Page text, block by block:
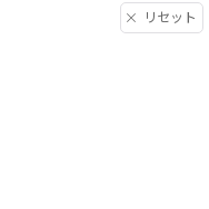
リセット